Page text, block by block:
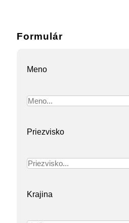
Formulár
Meno
Priezvisko
Krajina